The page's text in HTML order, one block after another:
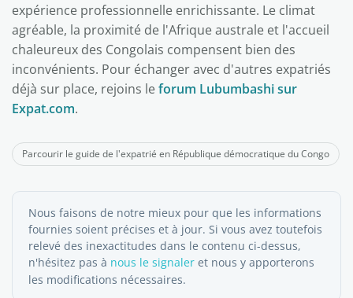
expérience professionnelle enrichissante. Le climat
agréable, la proximité de l'Afrique australe et l'accueil
chaleureux des Congolais compensent bien des
inconvénients. Pour échanger avec d'autres expatriés
déjà sur place, rejoins leforum Lubumbashi sur
Expat.com.
Parcourir le guide de l'expatrié en République démocratique du Congo
Nous faisons de notre mieux pour que les informations
fournies soient précises et à jour. Si vous avez toutefois
relevé des inexactitudes dans le contenu ci-dessus,
n'hésitez pas à nous le signaler et nous y apporterons
les modifications nécessaires.